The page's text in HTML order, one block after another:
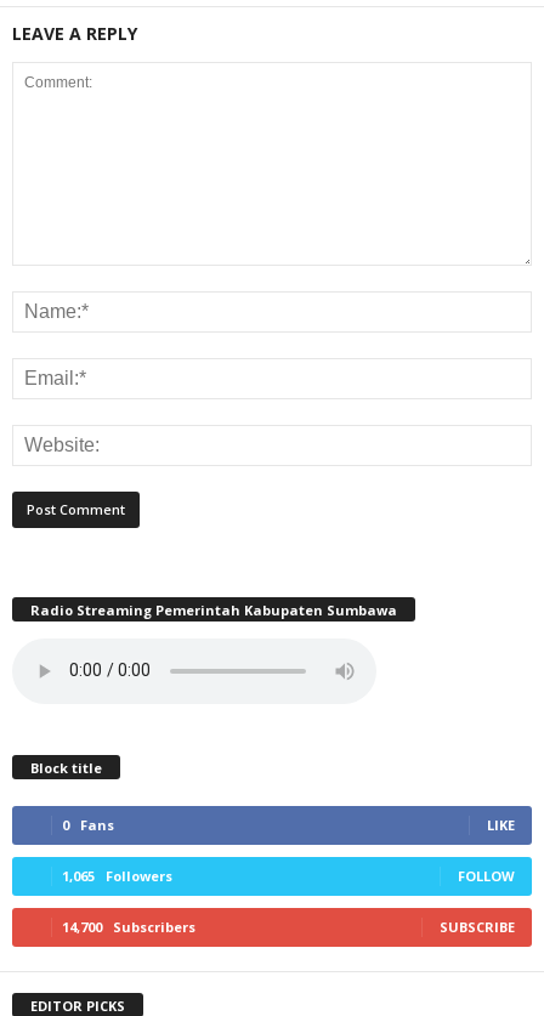
LEAVE A REPLY
Radio Streaming Pemerintah Kabupaten Sumbawa
Block title
0 Fans LIKE
1,065 Followers FOLLOW
14,700 Subscribers SUBSCRIBE
EDITOR PICKS